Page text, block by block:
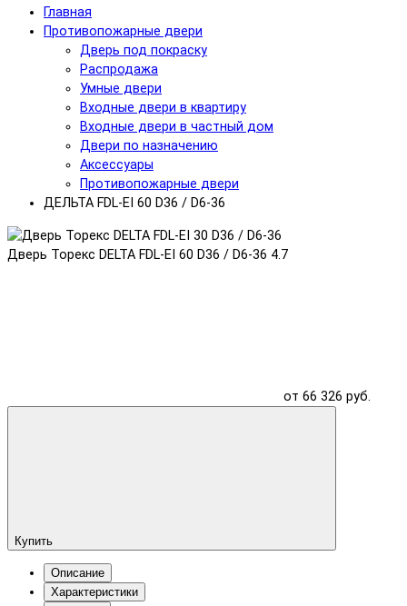
Главная
Противопожарные двери
Дверь под покраску
Распродажа
Умные двери
Входные двери в квартиру
Входные двери в частный дом
Двери по назначению
Аксессуары
Противопожарные двери
ДЕЛЬТА FDL-EI 60 D36 / D6-36
Дверь Торекс DELTA FDL-EI 60 D36 / D6-36 4.7
от 66 326 руб.
Купить
Описание
Характеристики